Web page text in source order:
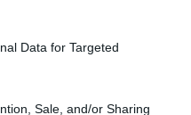
Data for Targeted
Sale, and/or Sharing